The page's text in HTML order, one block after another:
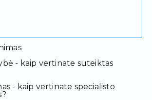
- kaip vertinate suteiktas
- kaip vertinate specialisto